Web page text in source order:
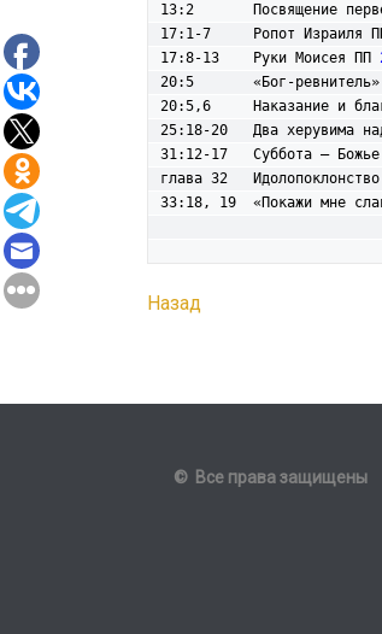
13:2       Посвящение
17:1-7     Ропот Израиля
17:8-13    Руки Моисея ПП
20:5       «Бог-
20:5,6     Наказание и
25:18-20   Два херувима
31:12-17   Суббота – Божье
глава 32
33:18, 19  «Покажи мне
Назад
© Все права защищены